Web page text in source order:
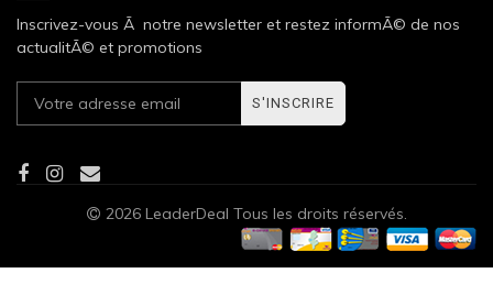
Inscrivez-vous Ã notre newsletter et restez informÃ© de nos
actualitÃ© et promotions
S'INSCRIRE
2026 LeaderDeal Tous les droits réservés.